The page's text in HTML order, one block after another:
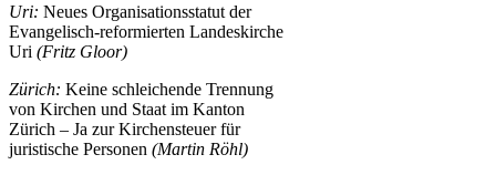
Uri: Neues Organisationsstatut der
Evangelisch-reformierten Landeskirche
Uri (Fritz Gloor)
Zürich: Keine schleichende Trennung
von Kirchen und Staat im Kanton
Zürich – Ja zur Kirchensteuer für
juristische Personen (Martin Röhl)